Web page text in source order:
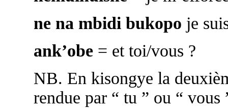
ne na mbidi bukopo je
ank’obe= et toi/vous ?
NB. En kisongye la
rendue par “ tu ” ou “ vous